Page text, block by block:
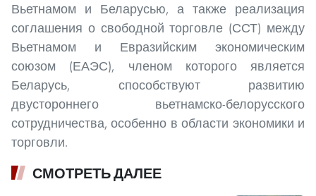
Вьетнамом и Беларусью, а также реализация
соглашения о свободной торговле (ССТ) между
Вьетнамом и Евразийским экономическим
союзом (ЕАЭС), членом которого является
Беларусь, способствуют развитию
двустороннего вьетнамско-белорусского
сотрудничества, особенно в области экономики и
торговли.
СМОТРЕТЬ ДАЛЕЕ